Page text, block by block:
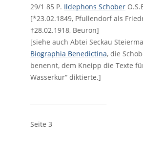
29/1 85 P. Ildephons Schober
[*23.02.1849, Pfullendorf als
†28.02.1918, Beuron]
[siehe auch Abtei Seckau
Biographia Benedictina, die
benennt, dem Kneipp die Texte
Wasserkur“ diktierte.]
Seite 3